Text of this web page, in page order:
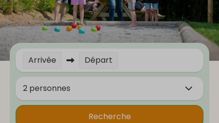
Arrivée Départ
2 personnes
Recherche